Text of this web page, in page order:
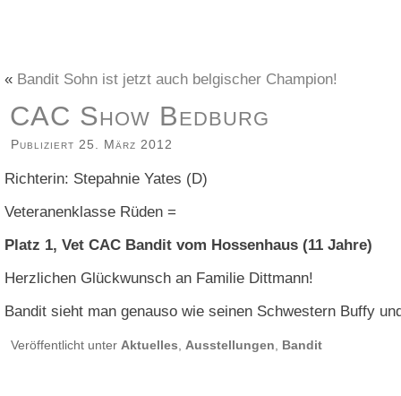
« Bandit Sohn ist jetzt auch belgischer Champion!
CAC Show Bedburg
Publiziert 25. März 2012
Richterin: Stepahnie Yates (D)
Veteranenklasse Rüden =
Platz 1, Vet CAC Bandit vom Hossenhaus (11 Jahre)
Herzlichen Glückwunsch an Familie Dittmann!
Bandit sieht man genauso wie seinen Schwestern Buffy
Veröffentlicht unter Aktuelles Ausstellungen Bandit